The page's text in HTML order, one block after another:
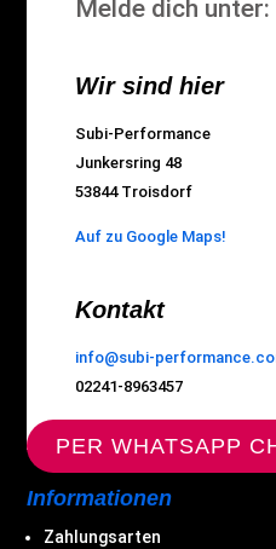
Melde dich
Wir sind hier
Subi-Performance
Junkersring 48
53844 Troisdorf
Auf zu Google Maps!
Kontakt
info@subi-
02241-8963457
PER WHATSAPP
Informationen
Zahlungsarten